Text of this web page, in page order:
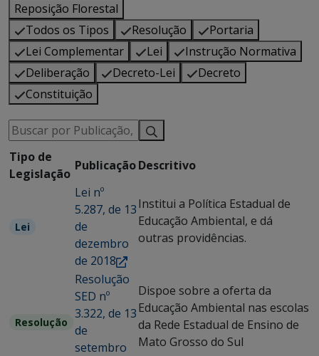
Reposição Florestal
Todos os Tipos
Resolução
Portaria
Lei Complementar
Lei
Instrução Normativa
Deliberação
Decreto-Lei
Decreto
Constituição
Tipo de
Legislação
PublicaçãoDescritivo
Lei
Lei nº
5.287, de 13
de
dezembro
de 2018
Institui a Política Estadual de
Educação Ambiental, e dá
outras providências.
Resolução
Resolução
SED nº
3.322, de 13
de
setembro
Dispoe sobre a oferta da
Educação Ambiental nas escolas
da Rede Estadual de Ensino de
Mato Grosso do Sul